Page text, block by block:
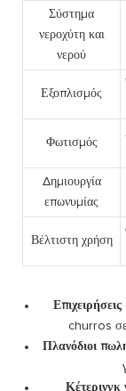
Σύστημα
νεροχύτη και
νερού
Εξοπλισμός
Φωτισμός
Δημιουργία
επωνυμίας
Βέλτιστη χρήση
churros σε
Πλανόδιοι
Κέτερινγκ